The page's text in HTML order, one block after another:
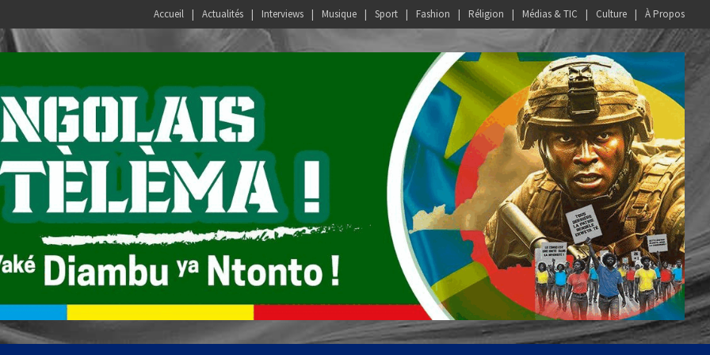
Accueil Actualités Interviews Musique Sport Fashion Réligion Médias & TIC Culture À Propos